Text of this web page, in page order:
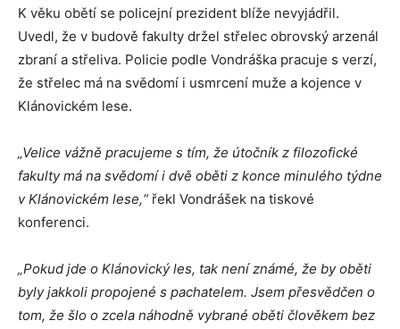
K věku obětí se policejní prezident blíže nevyjádřil.
Uvedl, že v budově fakulty držel střelec obrovský arzenál
zbraní a střeliva. Policie podle Vondráška pracuje s verzí,
že střelec má na svědomí i usmrcení muže a kojence v
Klánovickém lese.
„Velice vážně pracujeme s tím, že útočník z filozofické
fakulty má na svědomí i dvě oběti z konce minulého týdne
v Klánovickém lese,“řekl Vondrášek na tiskové
konferenci.
„Pokud jde o Klánovický les, tak není známé, že by oběti
byly jakkoli propojené s pachatelem. Jsem přesvědčen o
tom, že šlo o zcela náhodně vybrané oběti člověkem bez